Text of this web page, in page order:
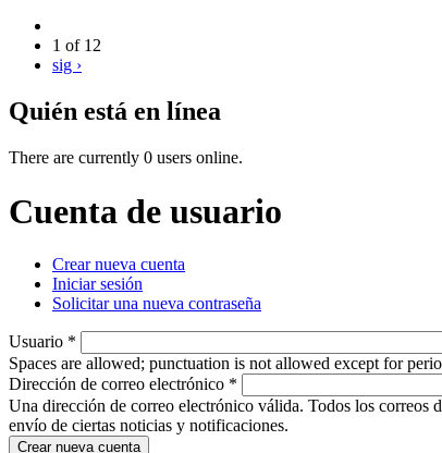
1 of 12
sig ›
Quién está en línea
There are currently 0 users online.
Cuenta de usuario
Primary tabs
Crear nueva cuenta
Iniciar sesión
Solicitar una nueva contraseña
Usuario *
Spaces are allowed; punctuation is not allowed except for
Dirección de correo electrónico *
Una dirección de correo electrónico válida. Todos los correos
envío de ciertas noticias y notificaciones.